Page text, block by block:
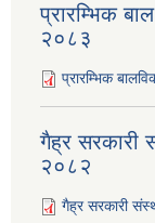
प्रारम्भिक
२०८३
प्रारम्भिक
गैह्र सरकारी
२०८२
गैह्र सरकारी